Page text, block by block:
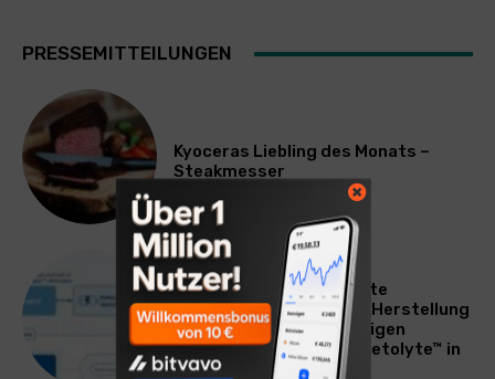
PRESSEMITTEILUNGEN
Kyoceras Liebling des Monats –
Steakmesser
WIRTSCHAFT
Asahi Kasei schließt erste
Lizenzvereinbarung für Herstellung
und Vertrieb des neuartigen
Batterieelektrolyten Acetolyte™ in
China ab